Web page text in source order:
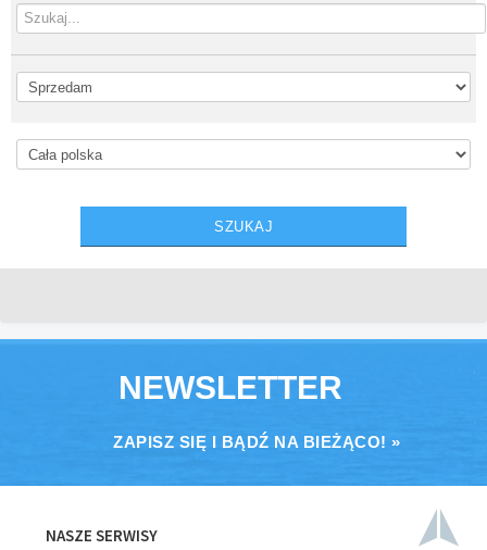
NEWSLETTER
ZAPISZ SIĘ I BĄDŹ NA BIEŻĄCO! »
NASZE SERWISY